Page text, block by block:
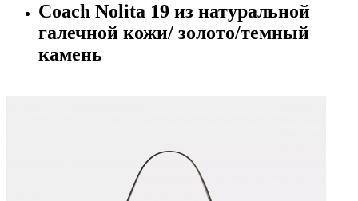
Coach Nolita 19 из натуральной
галечной кожи/ золото/темный
камень